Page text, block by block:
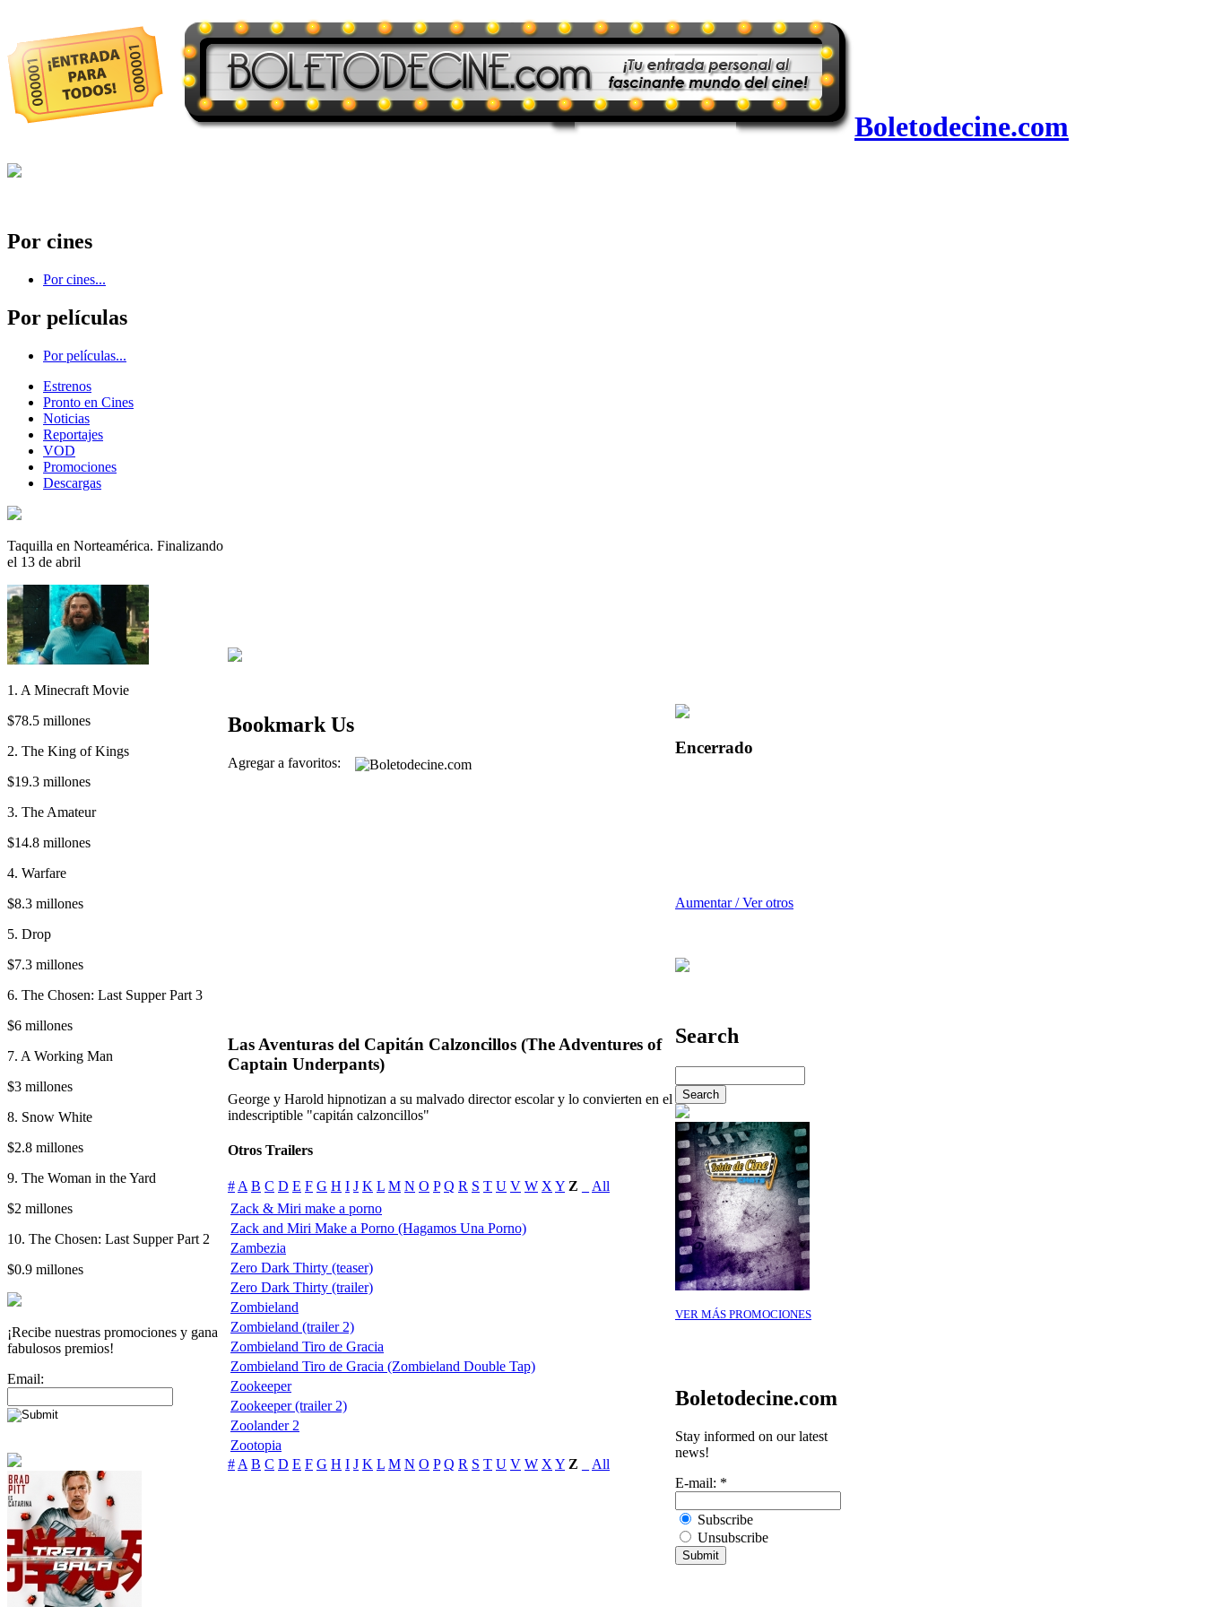
Boletodecine.com
Por cines
Por cines...
Por películas
Por películas...
Estrenos
Pronto en Cines
Noticias
Reportajes
VOD
Promociones
Descargas
Taquilla en Norteamérica. Finalizando
el 13 de abril
1. A Minecraft Movie
$78.5 millones
2. The King of Kings
$19.3 millones
3. The Amateur
$14.8 millones
4. Warfare
$8.3 millones
5. Drop
$7.3 millones
6. The Chosen: Last Supper Part 3
$6 millones
7. A Working Man
$3 millones
8. Snow White
$2.8 millones
9. The Woman in the Yard
$2 millones
10. The Chosen: Last Supper Part 2
$0.9 millones
¡Recibe nuestras promociones y gana
fabulosos premios!
Email:
Bookmark Us
Agregar a favoritos:
Las Aventuras del Capitán Calzoncillos (The Adventures of
Captain Underpants)
George y Harold hipnotizan a su malvado director escolar y lo convierten en el
indescriptible "capitán calzoncillos"
Otros Trailers
# A B C D E F G H I J K L M N O P Q R S T U V W X Y Z
All
Zack & Miri make a porno
Zack and Miri Make a Porno (Hagamos Una Porno)
Zambezia
Zero Dark Thirty (teaser)
Zero Dark Thirty (trailer)
Zombieland
Zombieland (trailer 2)
Zombieland Tiro de Gracia
Zombieland Tiro de Gracia (Zombieland Double Tap)
Zookeeper
Zookeeper (trailer 2)
Zoolander 2
Zootopia
# A B C D E F G H I J K L M N O P Q R S T U V W X Y Z All
Encerrado
Aumentar / Ver otros
Search
VER MÁS PROMOCIONES
Boletodecine.com
Stay informed on our latest
news!
E-mail: *
Subscribe
Unsubscribe